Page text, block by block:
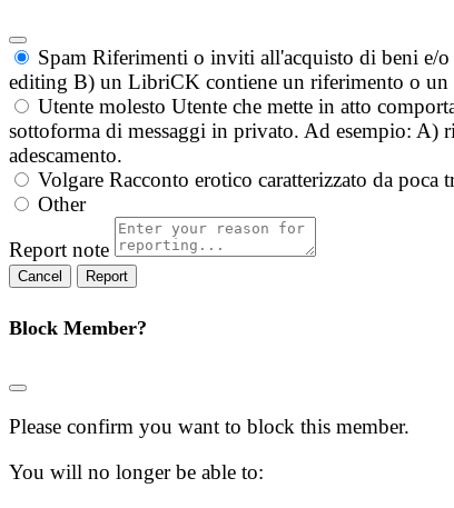
Spam Riferimenti o inviti all'acquisto di beni e/
editing B) un LibriCK contiene un riferimento o un
Utente molesto Utente che mette in atto
sottoforma di messaggi in privato. Ad esempio: A)
adescamento.
Volgare Racconto erotico caratterizzato da
Other
Report note
Report
Block Member?
Please confirm you want to block this member.
You will no longer be able to: